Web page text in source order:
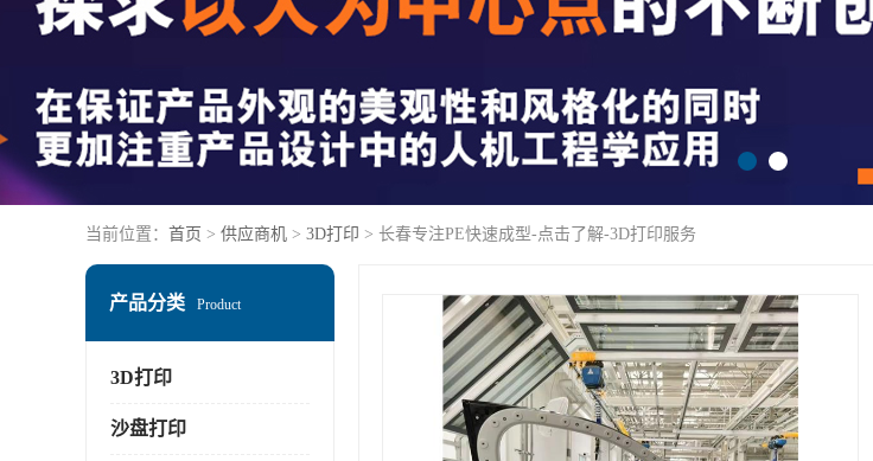
当前位置： 首页 > 供应商机 > 3D打印 > 长春专注PE快速成型-点击了解-3D打印服务
产品分类 Product
3D打印
沙盘打印